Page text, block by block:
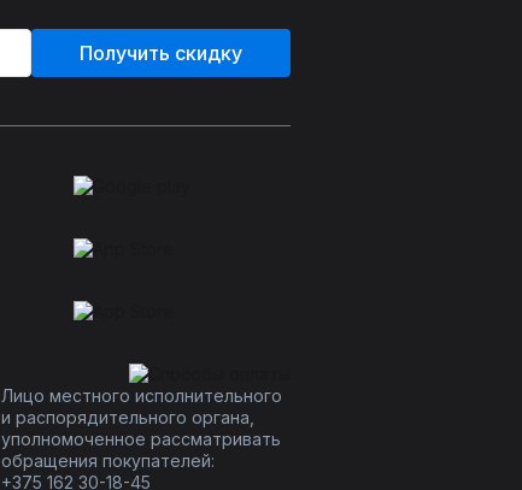
Получить скидку
Лицо местного исполнительного
и распорядительного органа,
уполномоченное рассматривать
обращения покупателей:
+375 162 30-18-45